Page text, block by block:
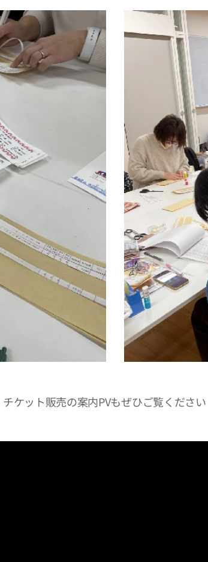
チケット販売の案内PVもぜひご覧ください